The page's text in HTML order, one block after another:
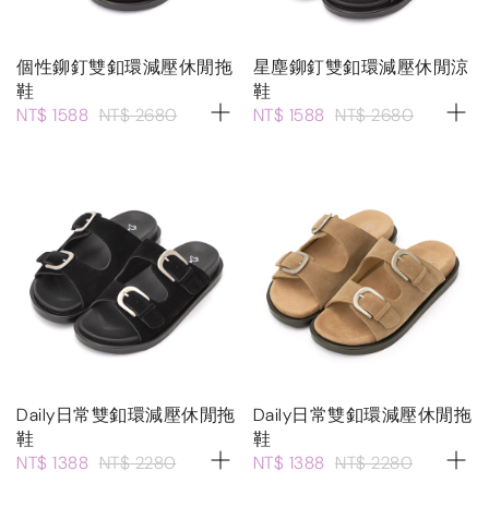
個性鉚釘雙釦環減壓休閒拖
鞋
NT$ 1588 NT$ 2680
星塵鉚釘雙釦環減壓休閒涼
鞋
NT$ 1588 NT$ 2680
Daily日常雙釦環減壓休閒拖
鞋
NT$ 1388 NT$ 2280
Daily日常雙釦環減壓休閒拖
鞋
NT$ 1388 NT$ 2280